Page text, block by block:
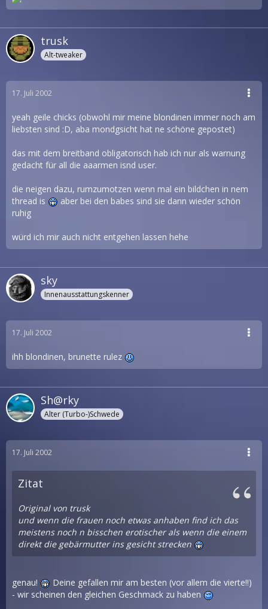
trusk
Alt-tweaker
17. Juli 2002
yeah geile chicks (obwohl mir meine blondinen immer noch am
liebsten sind :D, aba mondgsicht hat ne schöne gepostet)
das mit dem breitband obligatorisch hab ich nur als warnung
gedacht für all die aaarmen isnd user.
die neigen dazu, rumzumotzen wenn mal ein bildchen in nem
thread is
aber bei den babes sind sie dann wieder schön
ruhig
würd ich mir auch nicht entgehen lassen hehe
sky
Innenausstattungskenner
17. Juli 2002
ihh blondinen, brunette rulez
Sh@rky
Alter (Turbo-)Schwede
17. Juli 2002
Zitat
Original von trusk
und wenn die frauen noch etwas anhaben find ich das
meistens noch n bisschen erotischer als wenn die einem
direkt die gebärmutter ins gesicht strecken
genau!
Deine gefallen mir am besten (vor allem die vierte!!)
- wir scheinen den gleichen Geschmack zu haben